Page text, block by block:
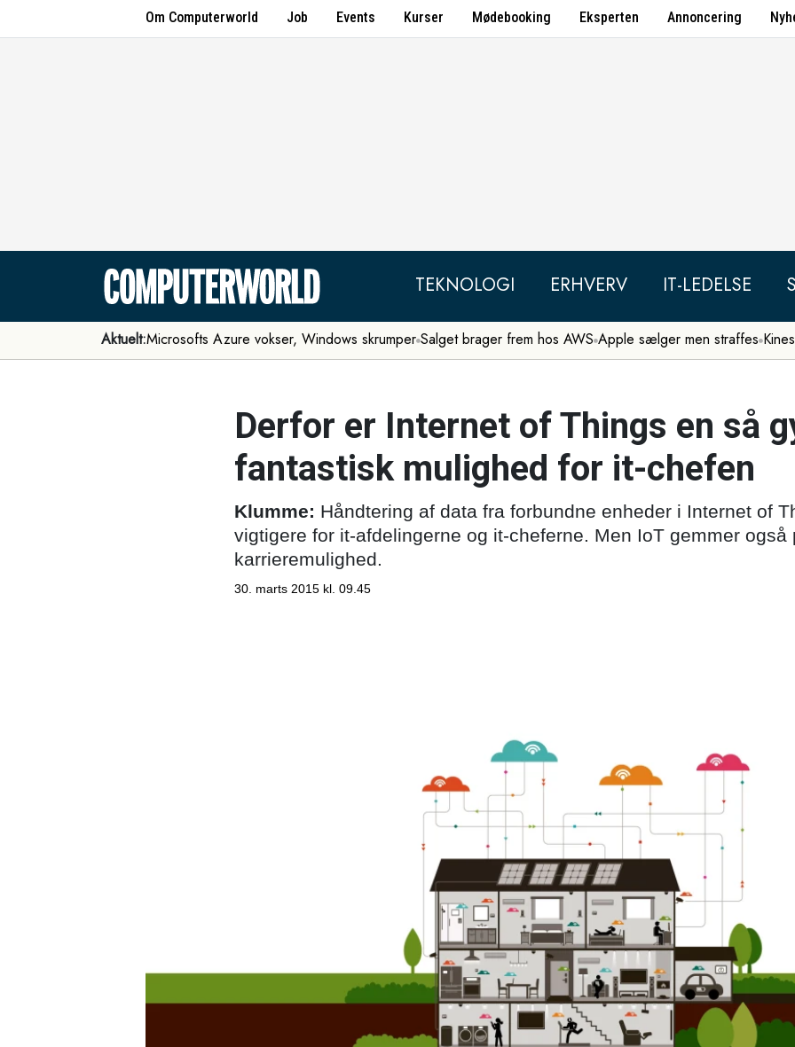
Om Computerworld Job Events Kurser Mødebooking Eksperten Annoncering
TEKNOLOGI ERHVERV IT-LEDELSE
Aktuelt:Microsofts Azure vokser, Windows skrumper Salget brager frem hos AWS Apple sælger men straffes
Derfor er Internet of Things en så
fantastisk mulighed for it-chefen
Klumme: Håndtering af data fra forbundne enheder i Internet of
vigtigere for it-afdelingerne og it-cheferne. Men IoT gemmer også
karrieremulighed.
30. marts 2015 kl. 09.45